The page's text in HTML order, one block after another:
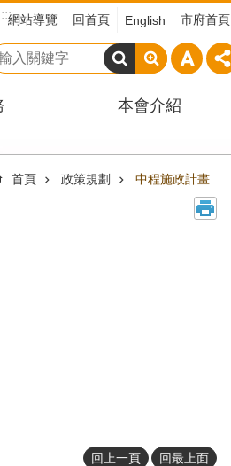
:::網站導覽 回首頁 English 市府首頁
搜
尋
本會介紹
首頁 政策規劃 中程施政計畫
回上一頁 回最上面